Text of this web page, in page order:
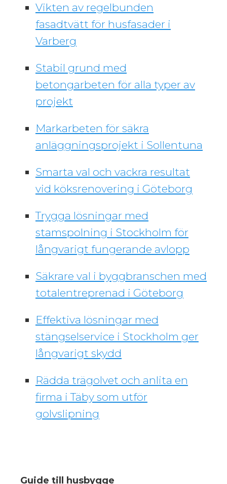
Vikten av regelbunden
fasadtvätt för husfasader i
Varberg
Stabil grund med
betongarbeten för alla typer av
projekt
Markarbeten för säkra
anläggningsprojekt i Sollentuna
Smarta val och vackra resultat
vid köksrenovering i Göteborg
Trygga lösningar med
stamspolning i Stockholm för
långvarigt fungerande avlopp
Säkrare val i byggbranschen med
totalentreprenad i Göteborg
Effektiva lösningar med
stängselservice i Stockholm ger
långvarigt skydd
Rädda trägolvet och anlita en
firma i Täby som utför
golvslipning
Guide till husbygge